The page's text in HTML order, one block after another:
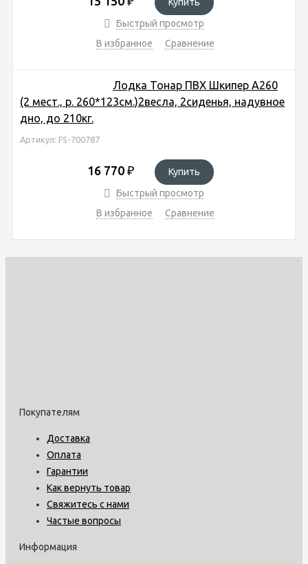
Быстрый просмотр
В избранное
Сравнение
Лодка Тонар ПВХ Шкипер А260
(2 мест., р. 260*123см.)2весла, 2сиденья, надувное
дно, до 210кг.
Артикул: FS-700787
16 770 ₽
Купить
Быстрый просмотр
В избранное
Сравнение
Покупателям
Доставка
Оплата
Гарантии
Как вернуть товар
Свяжитесь с нами
Частые вопросы
Информация